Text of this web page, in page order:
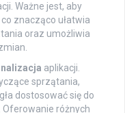
Ważne jest, aby
co znacząco ułatwia
oraz umożliwia
aplikacji.
sprzątania,
dostosować się do
różnych